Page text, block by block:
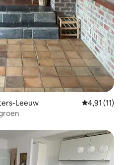
Leeuw Gemiddelde
4,91 (11)